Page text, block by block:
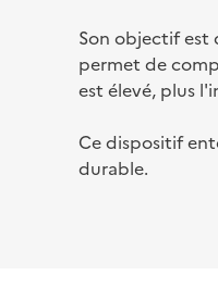
Son objectif est
permet de
est élevé, plus
Ce dispositif
durable.